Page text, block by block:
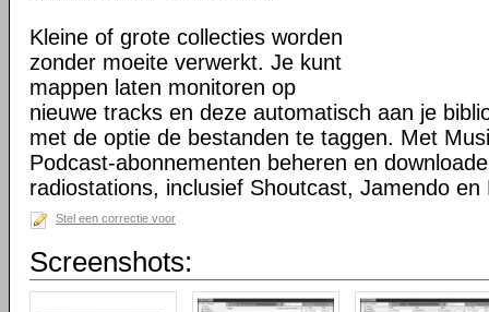
Kleine of grote collecties worden
zonder moeite verwerkt. Je kunt
mappen laten monitoren op
nieuwe tracks en deze automatisch aan je
met de optie de bestanden te taggen. Met
Podcast-abonnementen beheren en
radiostations, inclusief Shoutcast, Jamendo
Stel een correctie voor
Screenshots: